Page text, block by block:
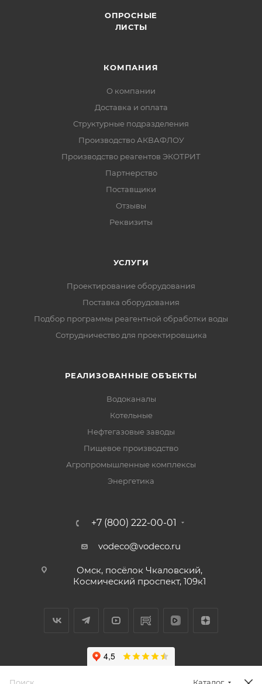
ОПРОСНЫЕ
ЛИСТЫ
КОМПАНИЯ
О компании
Доставка и оплата
Структурные подразделения
Производство АКВАФЛОУ
Производство реагентов ЭКОТРИТ
Партнерство
Поставщики
Отзывы
Реквизиты
УСЛУГИ
Проектирование оборудования
Поставка оборудования
Подбор программы реагентной обработки воды
Сотрудничество для проектировщика
РЕАЛИЗОВАННЫЕ ОБЪЕКТЫ
Водоканалы
Котельные
Нефтегазовые заводы
Пищевое производство
Агропромышленные комплексы
Энергетика
+7 (800) 222-00-01
vodeco@vodeco.ru
Омск, посёлок Чкаловский,
Космический проспект, 109к1